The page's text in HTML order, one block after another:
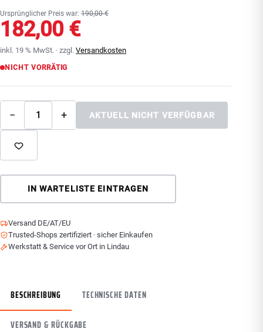
Ursprünglicher Preis war: 190,00 €
182,00 €
inkl. 19 % MwSt. · zzgl. Versandkosten
NICHT VORRÄTIG
− + AKTUELL NICHT VERFÜGBAR
IN WARTELISTE EINTRAGEN
Versand DE/AT/EU
Trusted-Shops zertifiziert · sicher Einkaufen
Werkstatt & Service vor Ort in Lindau
BESCHREIBUNG TECHNISCHE DATEN
VERSAND & RÜCKGABE